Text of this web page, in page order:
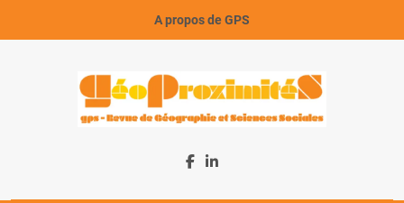
A propos de GPS
GeoProximiteS